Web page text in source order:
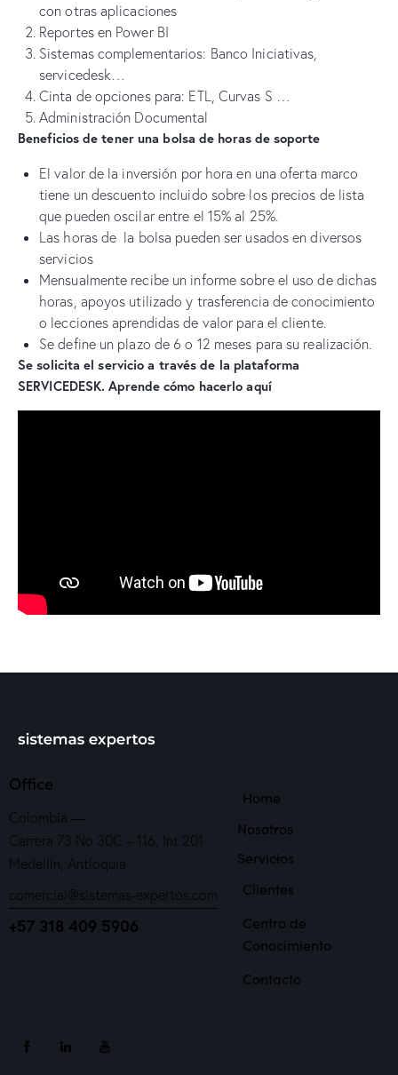
con otras aplicaciones
Reportes en Power BI
Sistemas complementarios: Banco Iniciativas,
servicedesk…
Cinta de opciones para: ETL, Curvas S …
Administración Documental
Beneficios de tener una bolsa de horas de soporte
El valor de la inversión por hora en una oferta marco
tiene un descuento incluido sobre los precios de lista
que pueden oscilar entre el 15% al 25%.
Las horas de la bolsa pueden ser usados en diversos
servicios
Mensualmente recibe un informe sobre el uso de dichas
horas, apoyos utilizado y trasferencia de conocimiento
o lecciones aprendidas de valor para el cliente.
Se define un plazo de 6 o 12 meses para su realización.
Se solicita el servicio a través de la plataforma
SERVICEDESK. Aprende cómo hacerlo aquí
Office
Colombia —
Carrera 73 No 30C – 116, Int 201
Medellín, Antioquia
comercial@sistemas-expertos.com
+57 318 409 5906
Home
Nosotros
Servicios
Clientes
Centro de
Conocimiento
Contacto